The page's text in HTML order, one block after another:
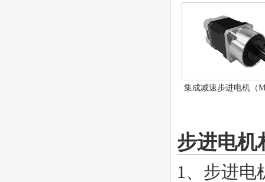
集成减速步进电机（
步进电机
1、 步进电